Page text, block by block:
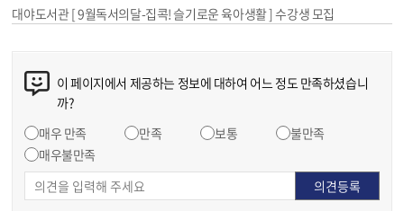
대야도서관 [ 9월독서의달-집콕! 슬기로운 육아생활 ] 수강생 모집
이 페이지에서 제공하는 정보에 대하여 어느 정도 만족하셨습니
까?
매우 만족
만족 보통
불만족
매우불만족